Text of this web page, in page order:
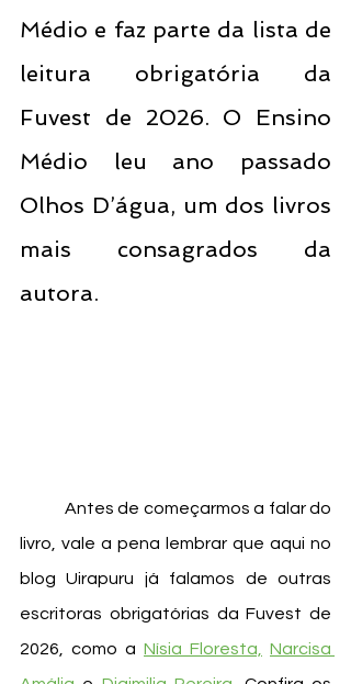
Médio e faz parte da lista de
leitura obrigatória da
Fuvest de 2026. O Ensino
Médio leu ano passado
Olhos D’água, um dos livros
mais consagrados da
autora.
livro, vale a pena lembrar que aqui no
blog Uirapuru já falamos de outras
escritoras obrigatórias da Fuvest de
2026, como a Nísia Floresta,
Narcisa